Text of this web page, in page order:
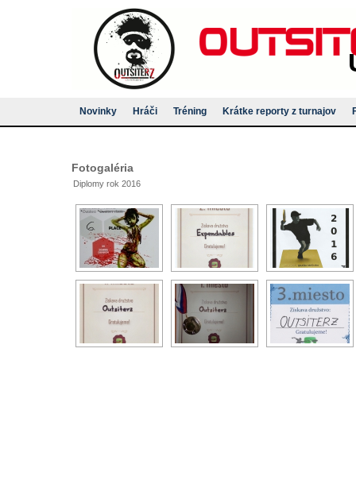
Novinky Hráči Tréning Krátke reporty z turnajov
Fotogaléria
Diplomy rok 2016